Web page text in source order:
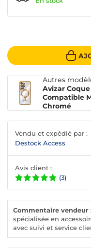
Autres
Avizar
Compatible
Chromé
Vendu et expédié par :
Destock Access
Avis client :
(3)
Commentaire vendeur
spécialisée en
avec suivi et service